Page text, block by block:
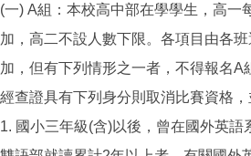
(一) A組：本校高中部在學學生，高一
加，高二不設人數下限。各項目由各
加，但有下列情形之一者，不得報名A
經查證具有下列身分則取消比賽資格，
1. 國小三年級(含)以後，曾在國外英語